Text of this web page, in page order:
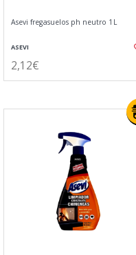
Asevi fregasuelos ph neutro 1L
ASEVI
2,12€